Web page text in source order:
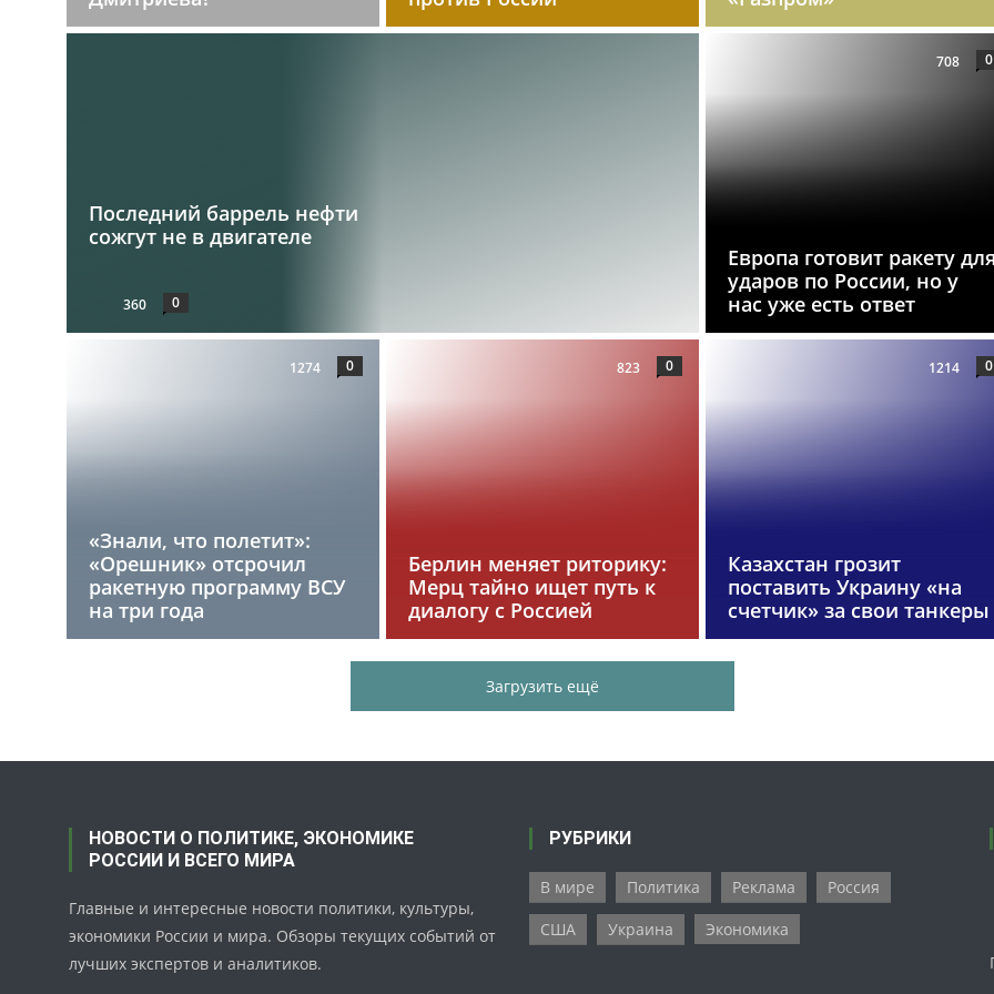
Последний баррель нефти
сожгут не в двигателе
360 0
Европа готовит ракету
ударов по России, но у
нас уже есть ответ
708 0
«Знали, что полетит»:
«Орешник» отсрочил
ракетную программу ВСУ
на три года
1274 0
Берлин меняет риторику:
Мерц тайно ищет путь к
диалогу с Россией
823 0
Казахстан грозит
поставить Украину «на
счетчик» за свои танкеры
1214 0
Загрузить ещё
НОВОСТИ О ПОЛИТИКЕ, ЭКОНОМИКЕ
РОССИИ И ВСЕГО МИРА
Главные и интересные новости политики, культуры,
экономики России и мира. Обзоры текущих событий от
лучших экспертов и аналитиков.
РУБРИКИ
В мире Политика Реклама
Россия
США
Украина
Экономика